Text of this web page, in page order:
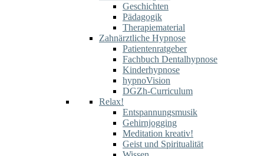
Geschichten
Pädagogik
Therapiematerial
Zahnärztliche Hypnose
Patientenratgeber
Fachbuch Dentalhypnose
Kinderhypnose
hypnoVision
DGZh-Curriculum
Relax!
Entspannungsmusik
Gehirnjogging
Meditation kreativ!
Geist und Spiritualität